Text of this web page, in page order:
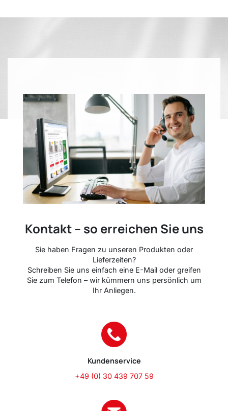
Kontakt – so erreichen Sie uns
Sie haben Fragen zu unseren Produkten oder
Lieferzeiten?
Schreiben Sie uns einfach eine E-Mail oder greifen
Sie zum Telefon – wir kümmern uns persönlich um
Ihr Anliegen.
Kundenservice
+49 (0) 30 439 707 59